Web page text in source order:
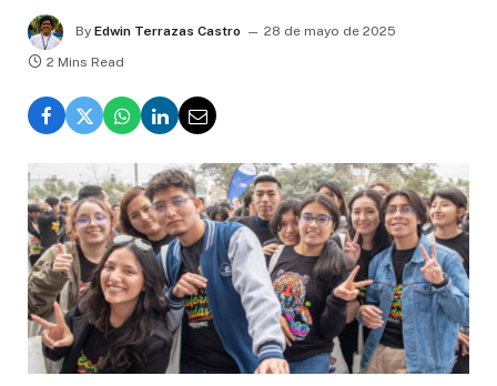
By Edwin Terrazas Castro
28 de mayo de 2025
2 Mins Read